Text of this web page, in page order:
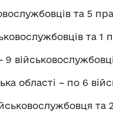
та 5
та 1
області – по 6
та